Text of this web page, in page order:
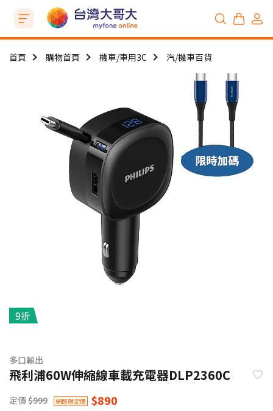
首頁 購物首頁 機車/車用3C 汽/機車百貨
9折
多口輸出
飛利浦60W伸縮線車載充電器DLP2360C
定價 $999 網路限定價 $890